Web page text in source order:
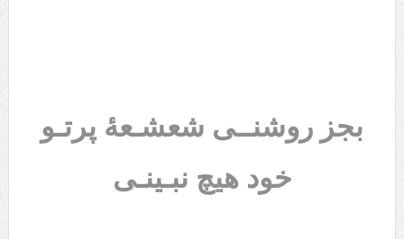
بجز روشنــی شعشـعۀ پرتـو
خود هیچ نبـینـی